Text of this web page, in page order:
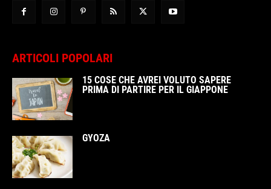
ARTICOLI POPOLARI
15 COSE CHE AVREI VOLUTO SAPERE
PRIMA DI PARTIRE PER IL GIAPPONE
GYOZA